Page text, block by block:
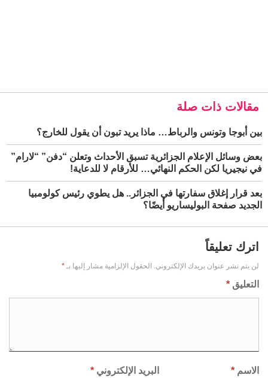
مقالات ذات صلة
بين أبوجا وتونس والرباط… ماذا يريد تبون أن يقول للخارج؟
بعض وسائل الإعلام الجزائرية تسبق الأحداث وتعلن “دفن” “لارام”
في نيجيريا لكن الحكم النهائي… للأرقام لا للدعاية!
بعد قرار إغلاق سفارتها في الجزائر.. هل يطوي رئيس كولومبيا
الجديد صفحة البوليساريو أيضًا؟
اترك تعليقاً
لن يتم نشر عنوان بريدك الإلكتروني. الحقول الإلزامية مشار إليها بـ *
التعليق *
الاسم * البريد الإلكتروني*